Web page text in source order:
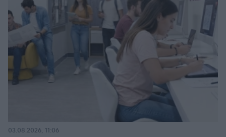
03.08.2026, 11:06